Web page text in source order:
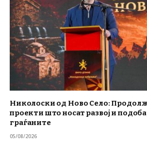
Николоски од Ново Село:
проекти што носат развој и
граѓаните
05/08/2026